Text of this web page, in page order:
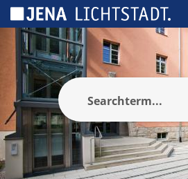
Pannello di gestione dei cookies